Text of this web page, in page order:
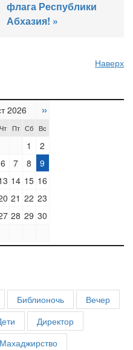
флага Республики
Абхазия! »
Наверх
2026 »
Чт Пт Сб Вс
1
2
6 7 8
9
14 15 16
21 22 23
28 29 30
Библионочь
Вечер
Директор
Махаджирство